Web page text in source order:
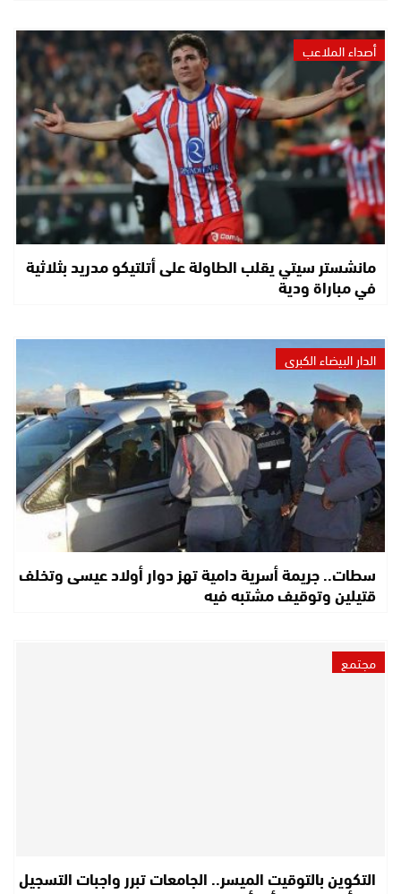
أصداء الملاعب
مانشستر سيتي يقلب الطاولة على أتلتيكو مدريد بثلاثية
في مباراة ودية
الدار البيضاء الكبرى
سطات.. جريمة أسرية دامية تهز دوار أولاد عيسى وتخلف
قتيلين وتوقيف مشتبه فيه
مجتمع
التكوين بالتوقيت الميسر.. الجامعات تبرر واجبات التسجيل